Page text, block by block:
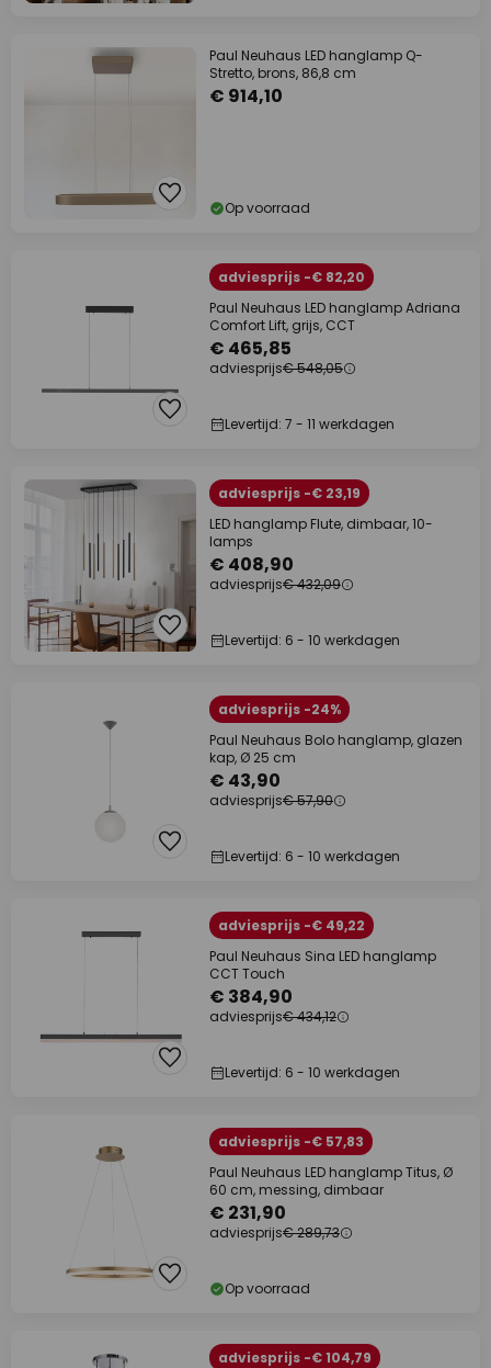
Paul Neuhaus LED hanglamp Q-
Stretto, brons, 86,8 cm
€ 914,10
Op voorraad
adviesprijs -€ 82,20
Paul Neuhaus LED hanglamp Adriana
Comfort Lift, grijs, CCT
€ 465,85
adviesprijs€ 548,05
Levertijd: 7 - 11 werkdagen
adviesprijs -€ 23,19
LED hanglamp Flute, dimbaar, 10-
lamps
€ 408,90
adviesprijs€ 432,09
Levertijd: 6 - 10 werkdagen
adviesprijs -24%
Paul Neuhaus Bolo hanglamp, glazen
kap, Ø 25 cm
€ 43,90
adviesprijs€ 57,90
Levertijd: 6 - 10 werkdagen
adviesprijs -€ 49,22
Paul Neuhaus Sina LED hanglamp
CCT Touch
€ 384,90
adviesprijs€ 434,12
Levertijd: 6 - 10 werkdagen
adviesprijs -€ 57,83
Paul Neuhaus LED hanglamp Titus, Ø
60 cm, messing, dimbaar
€ 231,90
adviesprijs€ 289,73
Op voorraad
adviesprijs -€ 104,79